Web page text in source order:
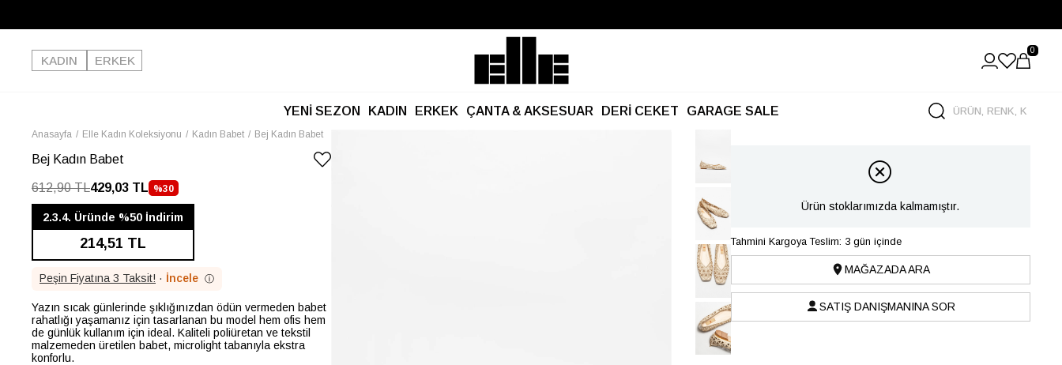
Kargo Ücretsiz!
KADIN
ERKEK
0
YENİ SEZON KADIN ERKEK ÇANTA & AKSESUAR DERİ CEKET GARAGE SALE
Anasayfa Elle Kadın Koleksiyonu Kadın Babet Bej Kadın Babet
Bej Kadın Babet
612,90 TL429,03 TL %30
İNDIRIM
2.3.4. Üründe %50 İndirim
214,51 TL
Peşin Fiyatına 3 Taksit! · İncele ⓘ
Yazın sıcak günlerinde şıklığınızdan ödün vermeden babet
rahatlığı yaşamanız için tasarlanan bu model hem ofis hem
de günlük kullanım için ideal. Kaliteli poliüretan ve tekstil
malzemeden üretilen babet, microlight tabanıyla ekstra
konforlu.
Ürün stoklarımızda kalmamıştır.
Tahmini Kargoya Teslim: 3 gün içinde
MAĞAZADA ARA
SATIŞ DANIŞMANINA SOR